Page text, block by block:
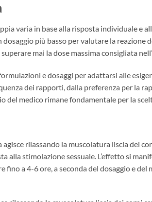
varia in base alla risposta individuale e
più basso per valutare la reazione
mai la dose massima consigliata
e dosaggi per adattarsi alle
dei rapporti, dalla preferenza per la
del medico rimane fondamentale per la
rilassando la muscolatura liscia dei
alla stimolazione sessuale. L’effetto si
fino a 4-6 ore, a seconda del dosaggio e del